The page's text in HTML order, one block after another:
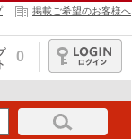
掲載ご希望のお客様へ
0
ログイン